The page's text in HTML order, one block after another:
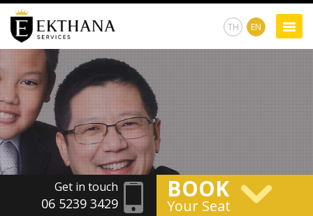
TH EN
Get in touch
06 5239 3429
BOOK
Your Seat